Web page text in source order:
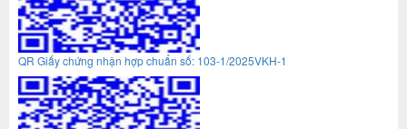
QR Giấy chứng nhận hợp chuẩn số: 103-1/2025VKH-1